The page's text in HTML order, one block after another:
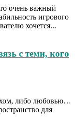
очень важный
игрового
хочется...
с теми, кого
либо любовью…
для